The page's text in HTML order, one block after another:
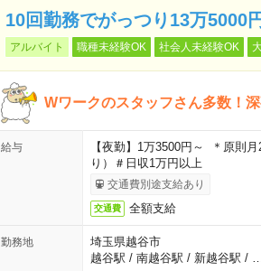
10回勤務でがっつり13万5000
アルバイト 職種未経験OK 社会人未経験OK
Wワークのスタッフさん多数！
給与
【夜勤】1万3500円～ ＊原則
り）＃日収1万円以上
交通費別途支給あり
交通費 全額支給
勤務地
埼玉県越谷市
越谷駅 / 南越谷駅 / 新越谷駅 /